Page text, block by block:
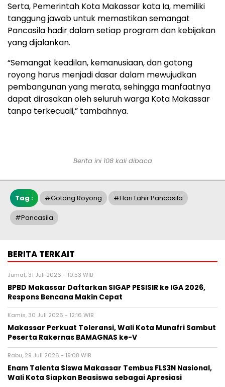
Serta, Pemerintah Kota Makassar kata Ia, memiliki
tanggung jawab untuk memastikan semangat
Pancasila hadir dalam setiap program dan kebijakan
yang dijalankan.
“Semangat keadilan, kemanusiaan, dan gotong
royong harus menjadi dasar dalam mewujudkan
pembangunan yang merata, sehingga manfaatnya
dapat dirasakan oleh seluruh warga Kota Makassar
tanpa terkecuali,” tambahnya.
Berita ini 108 kali dibaca
Tag : #Gotong Royong #Hari Lahir Pancasila
#Pancasila
BERITA TERKAIT
Jumat, 31 Juli 2026 - 10:53 WIB
BPBD Makassar Daftarkan SIGAP PESISIR ke IGA 2026,
Respons Bencana Makin Cepat
Kamis, 30 Juli 2026 - 12:16 WIB
Makassar Perkuat Toleransi, Wali Kota Munafri Sambut
Peserta Rakernas BAMAGNAS ke-V
Rabu, 29 Juli 2026 - 19:08 WIB
Enam Talenta Siswa Makassar Tembus FLS3N Nasional,
Wali Kota Siapkan Beasiswa sebagai Apresiasi